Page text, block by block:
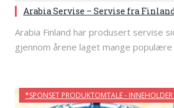
Arabia Servise – Servise fra
Arabia Finland har produsert servise
gjennom årene laget mange
*SPONSET PRODUKTOMTALE -